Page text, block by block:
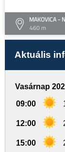
MAKOVICA -
460 m
Aktuális
Vasárnap
09:00
12:00
15:00